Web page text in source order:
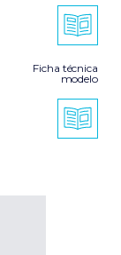
Ficha técnica
modelo